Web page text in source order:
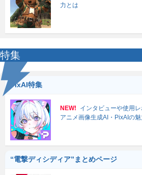
力とは
特集
PixAI特集
NEW!
インタビューや使用
アニメ画像生成AI・PixAIの魅
“電撃ディシディア”まとめページ